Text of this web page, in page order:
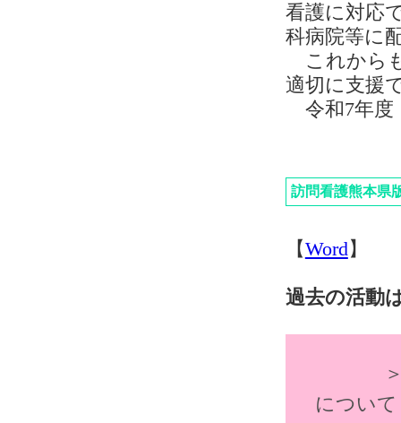
看護に対応
科病院等に
これから
適切に支援
令和7年
訪問看護熊本県
【Word 】
過去の活動
について